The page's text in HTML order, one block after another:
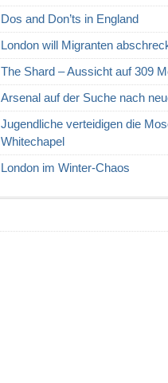
Dos and Don’ts in England
London will Migranten
The Shard – Aussicht auf 309
Arsenal auf der Suche nach
Jugendliche verteidigen die
Whitechapel
London im Winter-Chaos